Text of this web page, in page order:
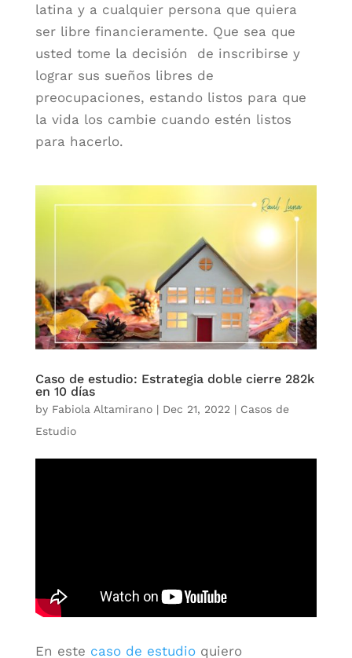
latina y a cualquier persona que quiera
ser libre financieramente. Que sea que
usted tome la decisión de inscribirse y
lograr sus sueños libres de
preocupaciones, estando listos para que
la vida los cambie cuando estén listos
para hacerlo.
Caso de estudio: Estrategia doble cierre 282k
en 10 días
by Fabiola Altamirano| Dec 21, 2022 | Casos de
Estudio
En este caso de estudioquiero